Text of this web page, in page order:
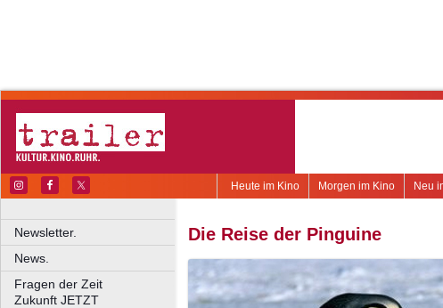
Neu
Morgen im Kino
Heute im Kino
Newsletter.
News.
Fragen der Zeit
Zukunft JETZT
Die Reise der Pinguine